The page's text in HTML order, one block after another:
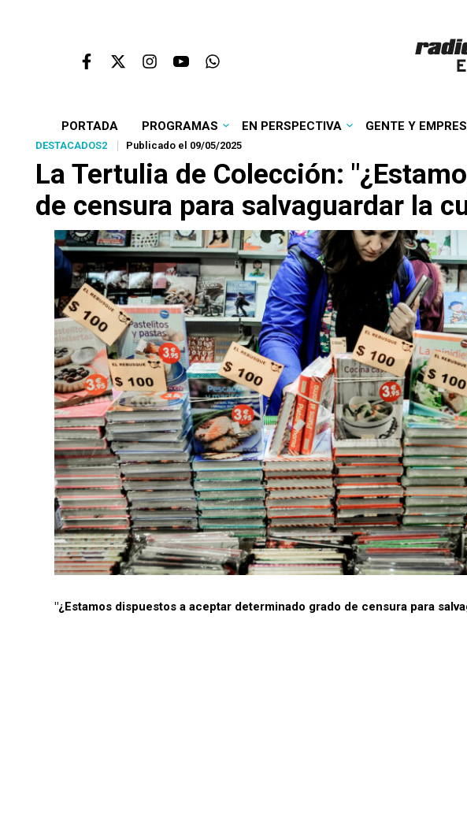
PORTADA PROGRAMAS EN PERSPECTIVA GENTE Y
DESTACADOS2 Publicado el 09/05/2025
La Tertulia de Colección:
de censura para salvaguardar la
"¿Estamos dispuestos a aceptar determinado grado de censura para